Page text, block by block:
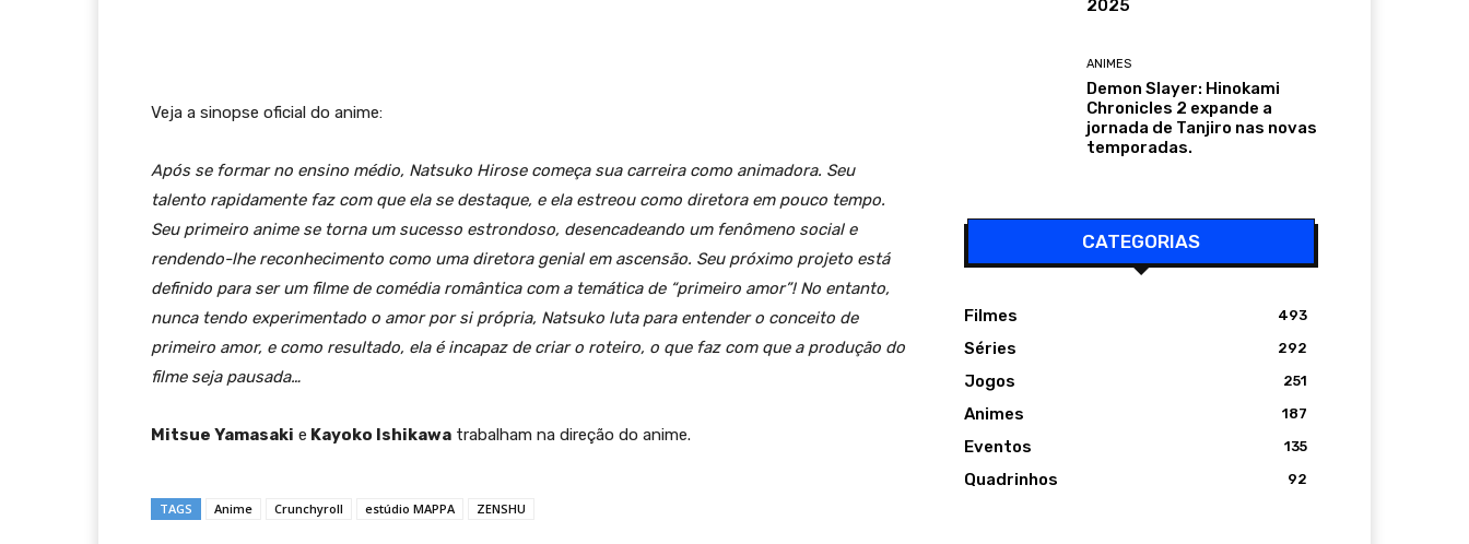
Veja a sinopse oficial do anime:
Após se formar no ensino médio, Natsuko Hirose começa sua carreira como animadora. Seu
talento rapidamente faz com que ela se destaque, e ela estreou como diretora em pouco tempo.
Seu primeiro anime se torna um sucesso estrondoso, desencadeando um fenômeno social e
rendendo-lhe reconhecimento como uma diretora genial em ascensão. Seu próximo projeto está
definido para ser um filme de comédia romântica com a temática de “primeiro amor”! No entanto,
nunca tendo experimentado o amor por si própria, Natsuko luta para entender o conceito de
primeiro amor, e como resultado, ela é incapaz de criar o roteiro, o que faz com que a produção do
filme seja pausada…
Mitsue Yamasaki e Kayoko Ishikawa trabalham na direção do anime.
TAGS Anime Crunchyroll estúdio MAPPA ZENSHU
2025
ANIMES
Demon Slayer: Hinokami
Chronicles 2 expande a
jornada de Tanjiro nas novas
temporadas.
CATEGORIAS
Filmes 493
Séries 292
Jogos 251
Animes 187
Eventos 135
Quadrinhos 92